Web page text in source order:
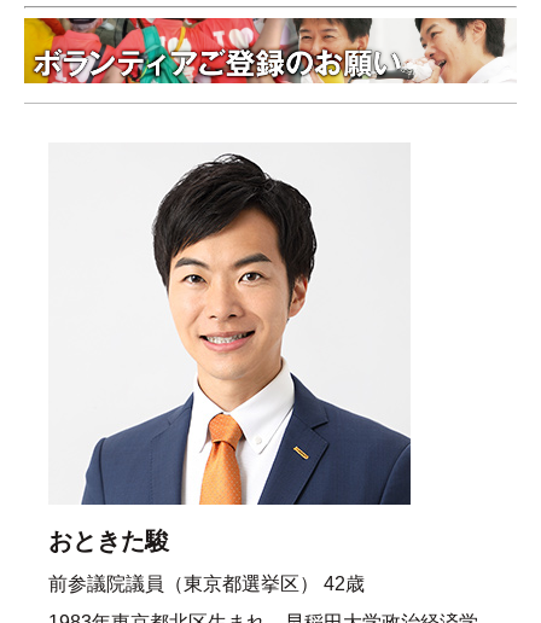
おときた駿
前参議院議員（東京都選挙区） 42歳